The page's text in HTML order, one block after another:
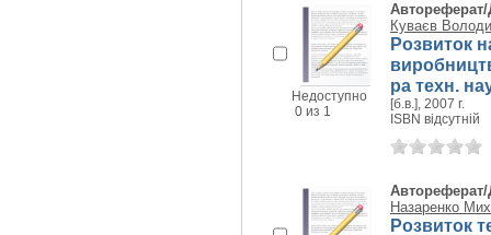
Недоступно
0 из 1
Автореферат/
Куваєв
Розвиток
ра техн.
[б.в.], 2007 г.
ISBN відсутній
Автореферат/
Назаренко
Розвиток